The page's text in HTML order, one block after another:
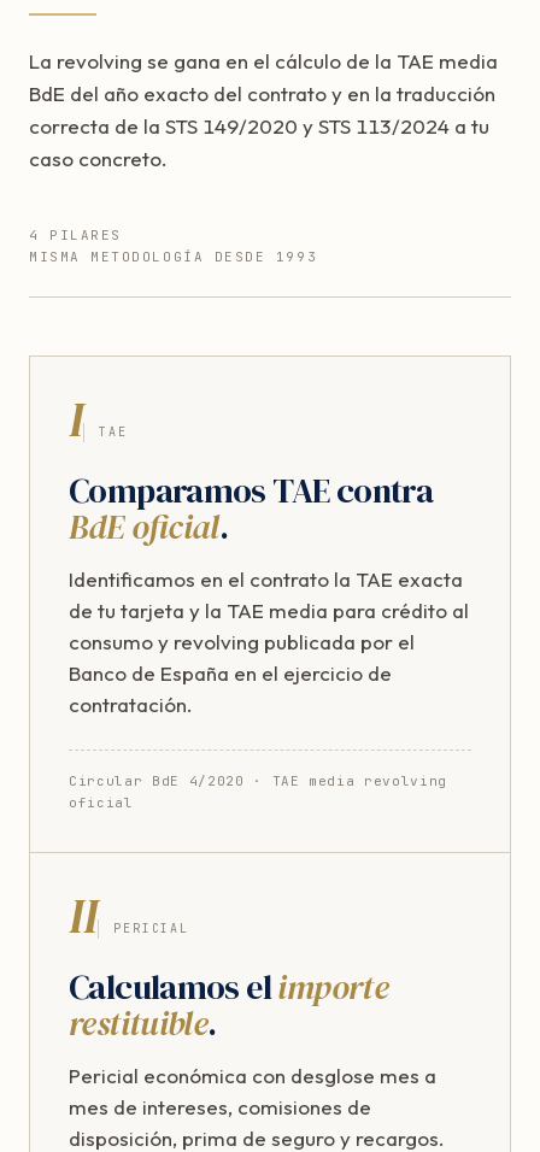
La revolving se gana en el cálculo de la TAE media
BdE del año exacto del contrato y en la traducción
correcta de la STS 149/2020 y STS 113/2024 a tu
caso concreto.
4 PILARES
MISMA METODOLOGÍA DESDE 1993
I TAE
Comparamos TAE contra
BdE oficial.
Identificamos en el contrato la TAE exacta
de tu tarjeta y la TAE media para crédito al
consumo y revolving publicada por el
Banco de España en el ejercicio de
contratación.
Circular BdE 4/2020 · TAE media revolving
oficial
II PERICIAL
Calculamos elimporte
restituible.
Pericial económica con desglose mes a
mes de intereses, comisiones de
disposición, prima de seguro y recargos.